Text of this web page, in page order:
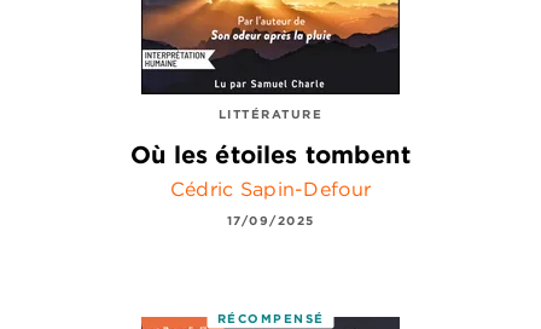
LITTÉRATURE
Où les étoiles tombent
Cédric Sapin-Defour
17/09/2025
RÉCOMPENSÉ